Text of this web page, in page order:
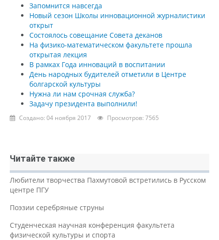
Запомнится навсегда
Новый сезон Школы инновационной журналистики
открыт
Состоялось совещание Совета деканов
На физико-математическом факультете прошла
открытая лекция
В рамках Года инноваций в воспитании
День народных будителей отметили в Центре
болгарской культуры
Нужна ли нам срочная служба?
Задачу президента выполнили!
Создано: 04 ноября 2017 Просмотров: 7565
Читайте также
Любители творчества Пахмутовой встретились в Русском
центре ПГУ
Поэзии серебряные струны
Студенческая научная конференция факультета
физической культуры и спорта